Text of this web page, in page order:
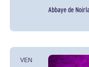
Abbaye de
VEN